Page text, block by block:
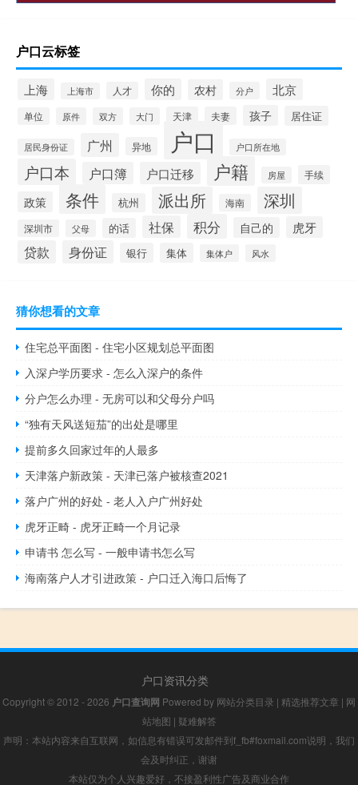
户口云标签
上海 上海市 人才 你的 农村 分户 北京
单位 原件 双方 大门 天津 夫妻 孩子 居住证
居民身份证 广州 异地 户口 户口所在地
户口本 户口簿 户口迁移 户籍 房屋 手续
政策 条件 杭州 派出所 海南 深圳
深圳市 父母 的话 社保 积分 自己的 虎牙
贷款 身份证 银行 集体 集体户 风水
猜你想看的文章
住宅总平面图 - 住宅小区规划总平面图
入深户学历要求 - 怎么入深户的条件
分户怎么办理 - 无房可以和父母分户吗
“独有天风送短茄”的出处是哪里
提前多久回家过年的人最多
天津落户新政策 - 天津已落户被核查2021
落户广州的好处 - 老人入户广州好处
虎牙正畸 - 虎牙正畸一个月记录
申请书 怎么写 - 一般申请书怎么写
海南落户人才引进政策 - 户口迁入海口后悔了
户口资讯分类
Copyright © 2012 - 2026 户口查询网 Powered by 网站分类目录 | 精选推荐文章 | 网
站地图 | 疑难解答
声明：本站内容来自互联网，如信息有错误可发邮件到f_fb#foxmail.com说明，我们
会及时纠正，谢谢
本站仅为个人兴趣爱好，不接盈利性广告及商业合作